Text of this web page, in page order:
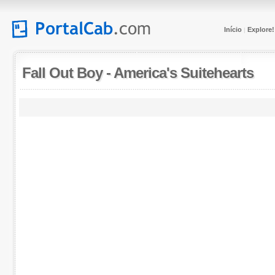
Início| Explore!
Fall Out Boy-America's Suitehearts